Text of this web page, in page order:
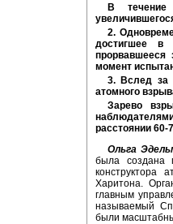
В
2.
достигшее в
момент
3. Вслед за
атомного
Зарево
расстоянии 60-
Ольга
была создана
конструктора
Харитона.
главным
называемый
были